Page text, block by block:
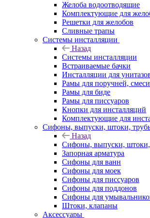
Желоба водоотводящие
Комплектующие для
Решетки для желобов
Сливные трапы
Системы инсталляции
Назад
Системы инсталляции
Встраиваемые бачки
Инсталляции для
Рамы для поручней,
Рамы для биде
Рамы для писсуаров
Кнопки для инсталляций
Комплектующие для
Сифоны, выпуски, штоки,
Назад
Сифоны, выпуски,
Запорная арматура
Сифоны для ванн
Сифоны для моек
Сифоны для писсуаров
Сифоны для поддонов
Сифоны для
Штоки, клапаны
Аксессуары